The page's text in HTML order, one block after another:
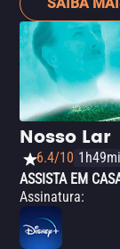
também o
emocional e
momento, ele
Espíritos" e
busca pela
existência,
relação entre
boa
interessado em
divulgação dos
brasileiro.
Nosso Lar
6.4/10
ASSISTA EM
Assinatura: